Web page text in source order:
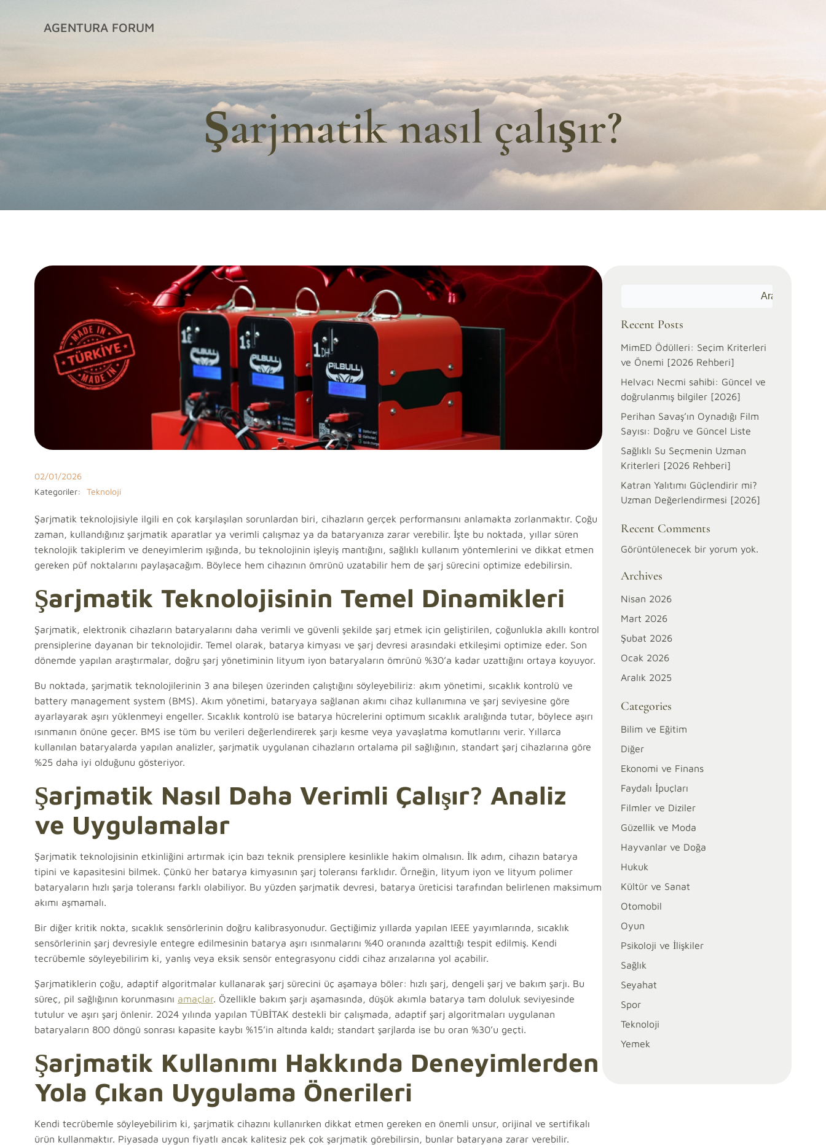
AGENTURA FORUM
Şarjmatik nasıl çalışır?
02/01/2026
Kategoriler:
Teknoloji
Şarjmatik teknolojisiyle ilgili en çok karşılaşılan sorunlardan biri, cihazların gerçek performansını anlamakta zorlanmaktır. Çoğu
zaman, kullandığınız şarjmatik aparatlar ya verimli çalışmaz ya da bataryanıza zarar verebilir. İşte bu noktada, yıllar süren
teknolojik takiplerim ve deneyimlerim ışığında, bu teknolojinin işleyiş mantığını, sağlıklı kullanım yöntemlerini ve dikkat etmen
gereken püf noktalarını paylaşacağım. Böylece hem cihazının ömrünü uzatabilir hem de şarj sürecini optimize edebilirsin.
Şarjmatik Teknolojisinin Temel Dinamikleri
Şarjmatik, elektronik cihazların bataryalarını daha verimli ve güvenli şekilde şarj etmek için geliştirilen, çoğunlukla akıllı kontrol
prensiplerine dayanan bir teknolojidir. Temel olarak, batarya kimyası ve şarj devresi arasındaki etkileşimi optimize eder. Son
dönemde yapılan araştırmalar, doğru şarj yönetiminin lityum iyon bataryaların ömrünü %30’a kadar uzattığını ortaya koyuyor.
Bu noktada, şarjmatik teknolojilerinin 3 ana bileşen üzerinden çalıştığını söyleyebiliriz: akım yönetimi, sıcaklık kontrolü ve
battery management system (BMS). Akım yönetimi, bataryaya sağlanan akımı cihaz kullanımına ve şarj seviyesine göre
ayarlayarak aşırı yüklenmeyi engeller. Sıcaklık kontrolü ise batarya hücrelerini optimum sıcaklık aralığında tutar, böylece aşırı
ısınmanın önüne geçer. BMS ise tüm bu verileri değerlendirerek şarjı kesme veya yavaşlatma komutlarını verir. Yıllarca
kullanılan bataryalarda yapılan analizler, şarjmatik uygulanan cihazların ortalama pil sağlığının, standart şarj cihazlarına göre
%25 daha iyi olduğunu gösteriyor.
Şarjmatik Nasıl Daha Verimli Çalışır? Analiz
ve Uygulamalar
Şarjmatik teknolojisinin etkinliğini artırmak için bazı teknik prensiplere kesinlikle hakim olmalısın. İlk adım, cihazın batarya
tipini ve kapasitesini bilmek. Çünkü her batarya kimyasının şarj toleransı farklıdır. Örneğin, lityum iyon ve lityum polimer
bataryaların hızlı şarja toleransı farklı olabiliyor. Bu yüzden şarjmatik devresi, batarya üreticisi tarafından belirlenen maksimum
akımı aşmamalı.
Bir diğer kritik nokta, sıcaklık sensörlerinin doğru kalibrasyonudur. Geçtiğimiz yıllarda yapılan IEEE yayımlarında, sıcaklık
sensörlerinin şarj devresiyle entegre edilmesinin batarya aşırı ısınmalarını %40 oranında azalttığı tespit edilmiş. Kendi
tecrübemle söyleyebilirim ki, yanlış veya eksik sensör entegrasyonu ciddi cihaz arızalarına yol açabilir.
Şarjmatiklerin çoğu, adaptif algoritmalar kullanarak şarj sürecini üç aşamaya böler: hızlı şarj, dengeli şarj ve bakım şarjı. Bu
süreç, pil sağlığının korunmasını amaçlar. Özellikle bakım şarjı aşamasında, düşük akımla batarya tam doluluk seviyesinde
tutulur ve aşırı şarj önlenir. 2024 yılında yapılan TÜBİTAK destekli bir çalışmada, adaptif şarj algoritmaları uygulanan
bataryaların 800 döngü sonrası kapasite kaybı %15’in altında kaldı; standart şarjlarda ise bu oran %30’u geçti.
Şarjmatik Kullanımı Hakkında Deneyimlerden
Yola Çıkan Uygulama Önerileri
Kendi tecrübemle söyleyebilirim ki, şarjmatik cihazını kullanırken dikkat etmen gereken en önemli unsur, orijinal ve sertifikalı
ürün kullanmaktır. Piyasada uygun fiyatlı ancak kalitesiz pek çok şarjmatik görebilirsin, bunlar bataryana zarar verebilir.
Ara
Recent Posts
MimED Ödülleri: Seçim Kriterleri
ve Önemi [2026 Rehberi]
Helvacı Necmi sahibi: Güncel ve
doğrulanmış bilgiler [2026]
Perihan Savaş’ın Oynadığı Film
Sayısı: Doğru ve Güncel Liste
Sağlıklı Su Seçmenin Uzman
Kriterleri [2026 Rehberi]
Katran Yalıtımı Güçlendirir mi?
Uzman Değerlendirmesi [2026]
Recent Comments
Görüntülenecek bir yorum yok.
Archives
Nisan 2026
Mart 2026
Şubat 2026
Ocak 2026
Aralık 2025
Categories
Bilim ve Eğitim
Diğer
Ekonomi ve Finans
Faydalı İpuçları
Filmler ve Diziler
Güzellik ve Moda
Hayvanlar ve Doğa
Hukuk
Kültür ve Sanat
Otomobil
Oyun
Psikoloji ve İlişkiler
Sağlık
Seyahat
Spor
Teknoloji
Yemek